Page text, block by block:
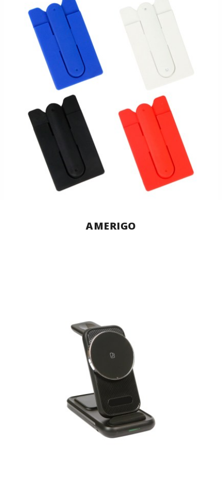
AMERIGO